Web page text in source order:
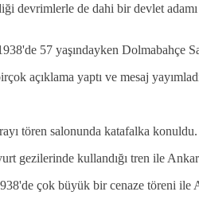
devrimlerle de dahi bir devlet
57 yaşındayken Dolmabahçe
açıklama yaptı ve mesaj
tören salonunda katafalka konuldu.
gezilerinde kullandığı tren ile
çok büyük bir cenaze töreni